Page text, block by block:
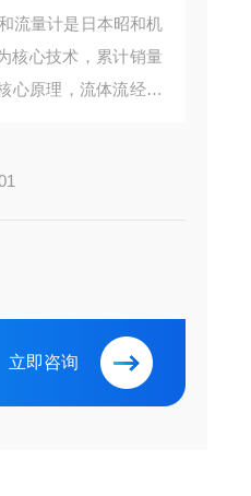
流量计是日本昭和机
核心技术，累计销量
心原理，流体流经检
立即咨询